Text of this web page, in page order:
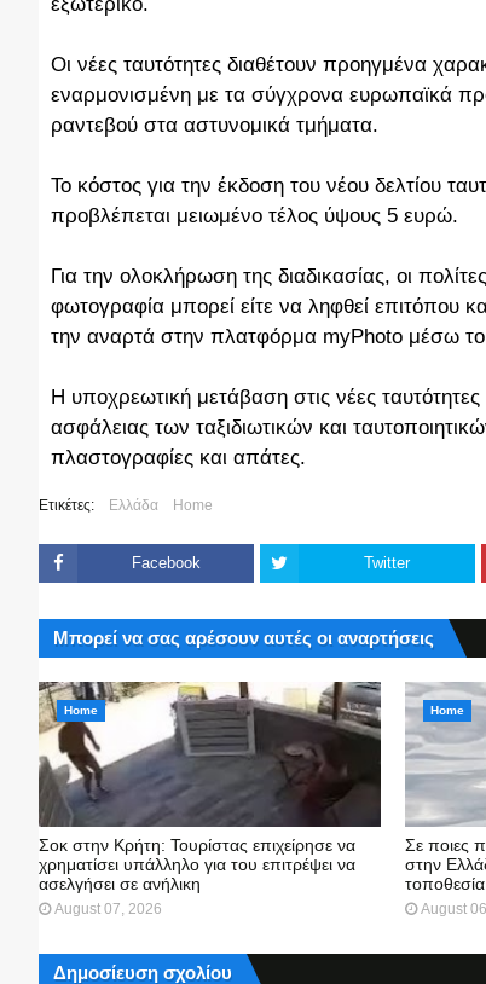
Οι νέες ταυτότητες διαθέτουν προηγμένα
εναρμονισμένη με τα σύγχρονα ευρωπαϊκά
ραντεβού στα αστυνομικά τμήματα.
Το κόστος για την έκδοση του νέου δελτίου
προβλέπεται μειωμένο τέλος ύψους 5 ευρώ.
Για την ολοκλήρωση της διαδικασίας, οι
φωτογραφία μπορεί είτε να ληφθεί επιτόπου
την αναρτά στην πλατφόρμα myPhoto μέσω
Η υποχρεωτική μετάβαση στις νέες
ασφάλειας των ταξιδιωτικών και
πλαστογραφίες και απάτες.
Ετικέτες: Ελλάδα Home
Facebook Twitter
Μπορεί να σας αρέσουν αυτές οι αναρτήσεις
Home
Σοκ στην Κρήτη: Τουρίστας επιχείρησε να
χρηματίσει υπάλληλο για του επιτρέψει να
ασελγήσει σε ανήλικη
August 07, 2026
Home
Σε ποιες
στην
August
Δημοσίευση σχολίου